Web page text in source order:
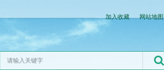
加入收藏 网站地图